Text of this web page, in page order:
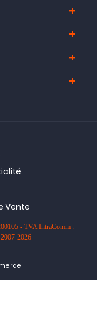
Vente
- TVA IntraComm :
2026